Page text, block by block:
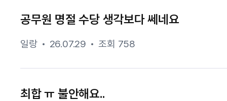
공무원 명절 수당 생각보다 쎄네요
일랑 26.07.29 조회 758
최합 ㅠ 불안해요..